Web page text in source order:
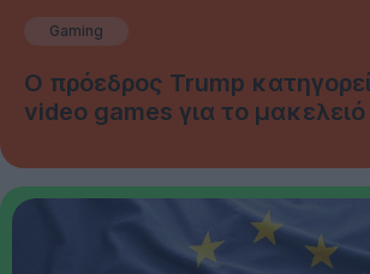
Gaming
Ο πρόεδρος Trump
video games για το